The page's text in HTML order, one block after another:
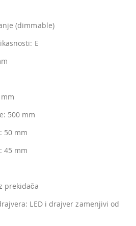
(dimmable)
E
500 mm
50 mm
45 mm
prekidača
LED i drajver zamenjivi od